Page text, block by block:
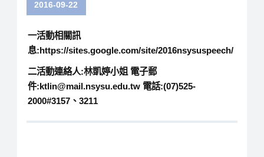
2016-09-22
一活動相關訊
息:https://sites.google.com/site/2016nsysuspeech/
二活動連絡人:林凱婷小姐 電子郵
件:ktlin@mail.nsysu.edu.tw 電話:(07)525-
2000#3157、3211